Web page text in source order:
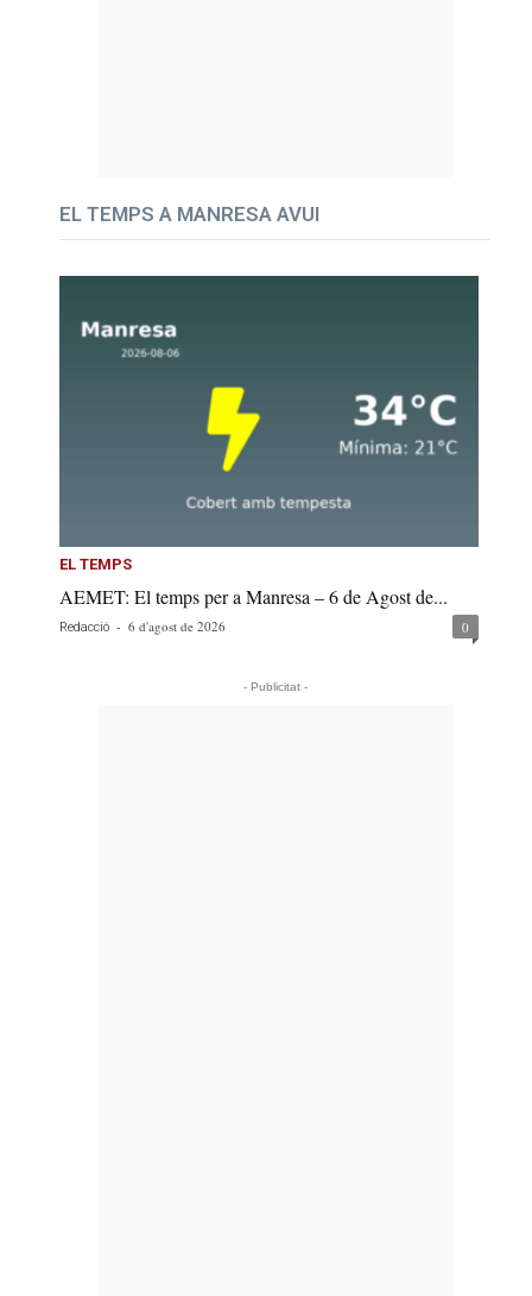
EL TEMPS A MANRESA AVUI
EL TEMPS
AEMET: El temps per a Manresa – 6 de Agost de...
Redacció - 6 d'agost de 2026 0
- Publicitat -